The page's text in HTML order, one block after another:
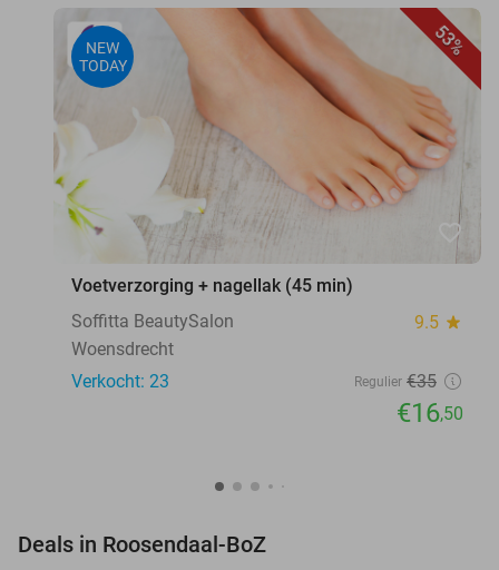
53%
NEW
TODAY
favorite_border
Voetverzorging + nagellak (45 min)
Soffitta BeautySalon
9.5 star
Woensdrecht
Verkocht: 23
Regulier €35
€16,50
Deals in Roosendaal-BoZ